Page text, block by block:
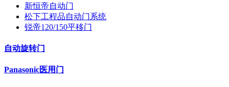
新恒帝自动门
松下工程品自动门系统
锐帝120/150平移门
自动旋转门
Panasonic医用门